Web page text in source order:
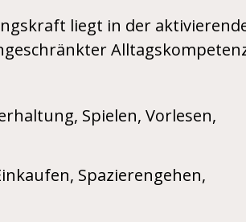
liegt in der
Spielen, Vorlesen,
Spazierengehen,